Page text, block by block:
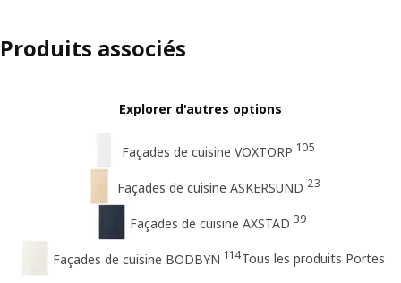
Produits associés
Explorer d'autres options
Façades de cuisine VOXTORP 105
Façades de cuisine ASKERSUND 23
Façades de cuisine AXSTAD 39
Façades de cuisine BODBYN 114Tous les produits Portes